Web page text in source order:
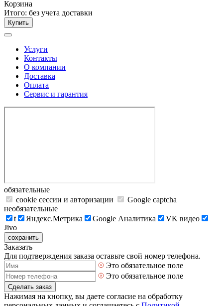
Корзина
Итого: без учета доставки
Купить
Услуги
Контакты
О компании
Доставка
Оплата
Сервис и гарантия
обязательные
cookie сессии и авторизации
Google captcha
необязательные
t
Яндекс.Метрика Google Аналитика
VK видео
Jivo
сохранить
Заказать
Для подтверждения заказа оставьте свой номер телефона.
Это обязательное поле
Это обязательное поле
Сделать заказ
Нажимая на кнопку, вы даете согласие на обработку